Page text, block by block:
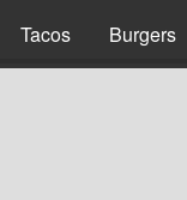
Tacos Burgers